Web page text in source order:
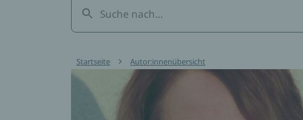
Startseite Autor:innenübersicht